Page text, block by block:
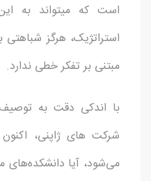
است که میتواند به
استراتژیک، هرگز
مبتنی بر تفکر خطی ندارد.
با اندکی دقت به
شرکت های ژاپنی،
می‌شود، آیا